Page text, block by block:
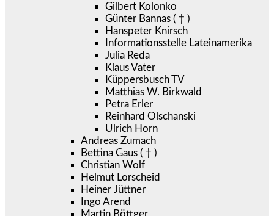
Gilbert Kolonko
Günter Bannas ( † )
Hanspeter Knirsch
Informationsstelle Lateinamerika
Julia Reda
Klaus Vater
Küppersbusch TV
Matthias W. Birkwald
Petra Erler
Reinhard Olschanski
Ulrich Horn
Andreas Zumach
Bettina Gaus ( † )
Christian Wolf
Helmut Lorscheid
Heiner Jüttner
Ingo Arend
Martin Böttger